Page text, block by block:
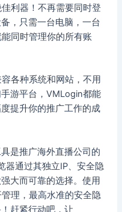
利器！不再需要同时登
，只需一台电脑，一台
同时管理你的所有账
各种系统和网站，不用
游平台，VMLogin都能
提升你的推广工作的成
是推广海外直播公司的
器通过其独立IP、安全隐
大而可靠的选择。使用
理，最高水准的安全隐
赶紧行动吧，让